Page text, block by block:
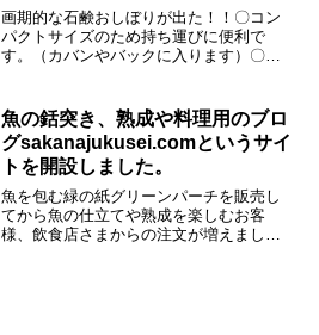
きれいに洗える布ハンカチとして
キャンプや登山などアウトドアや
粗品,小売店で必須の道具になる
画期的な石鹸おしぼりが出た！！〇コン
パクトサイズのため持ち運びに便利で
す。（カバンやバックに入ります）〇お
ドアや粗品で必須になる気がします！手
洗い意識が高まっている昨今...
魚の銛突き、熟成や料理用のブロ
グsakanajukusei.comというサイ
トを開設しました。
魚を包む緑の紙グリーンパーチを販売し
てから魚の仕立てや熟成を楽しむお客
様、飲食店さまからの注文が増えまし